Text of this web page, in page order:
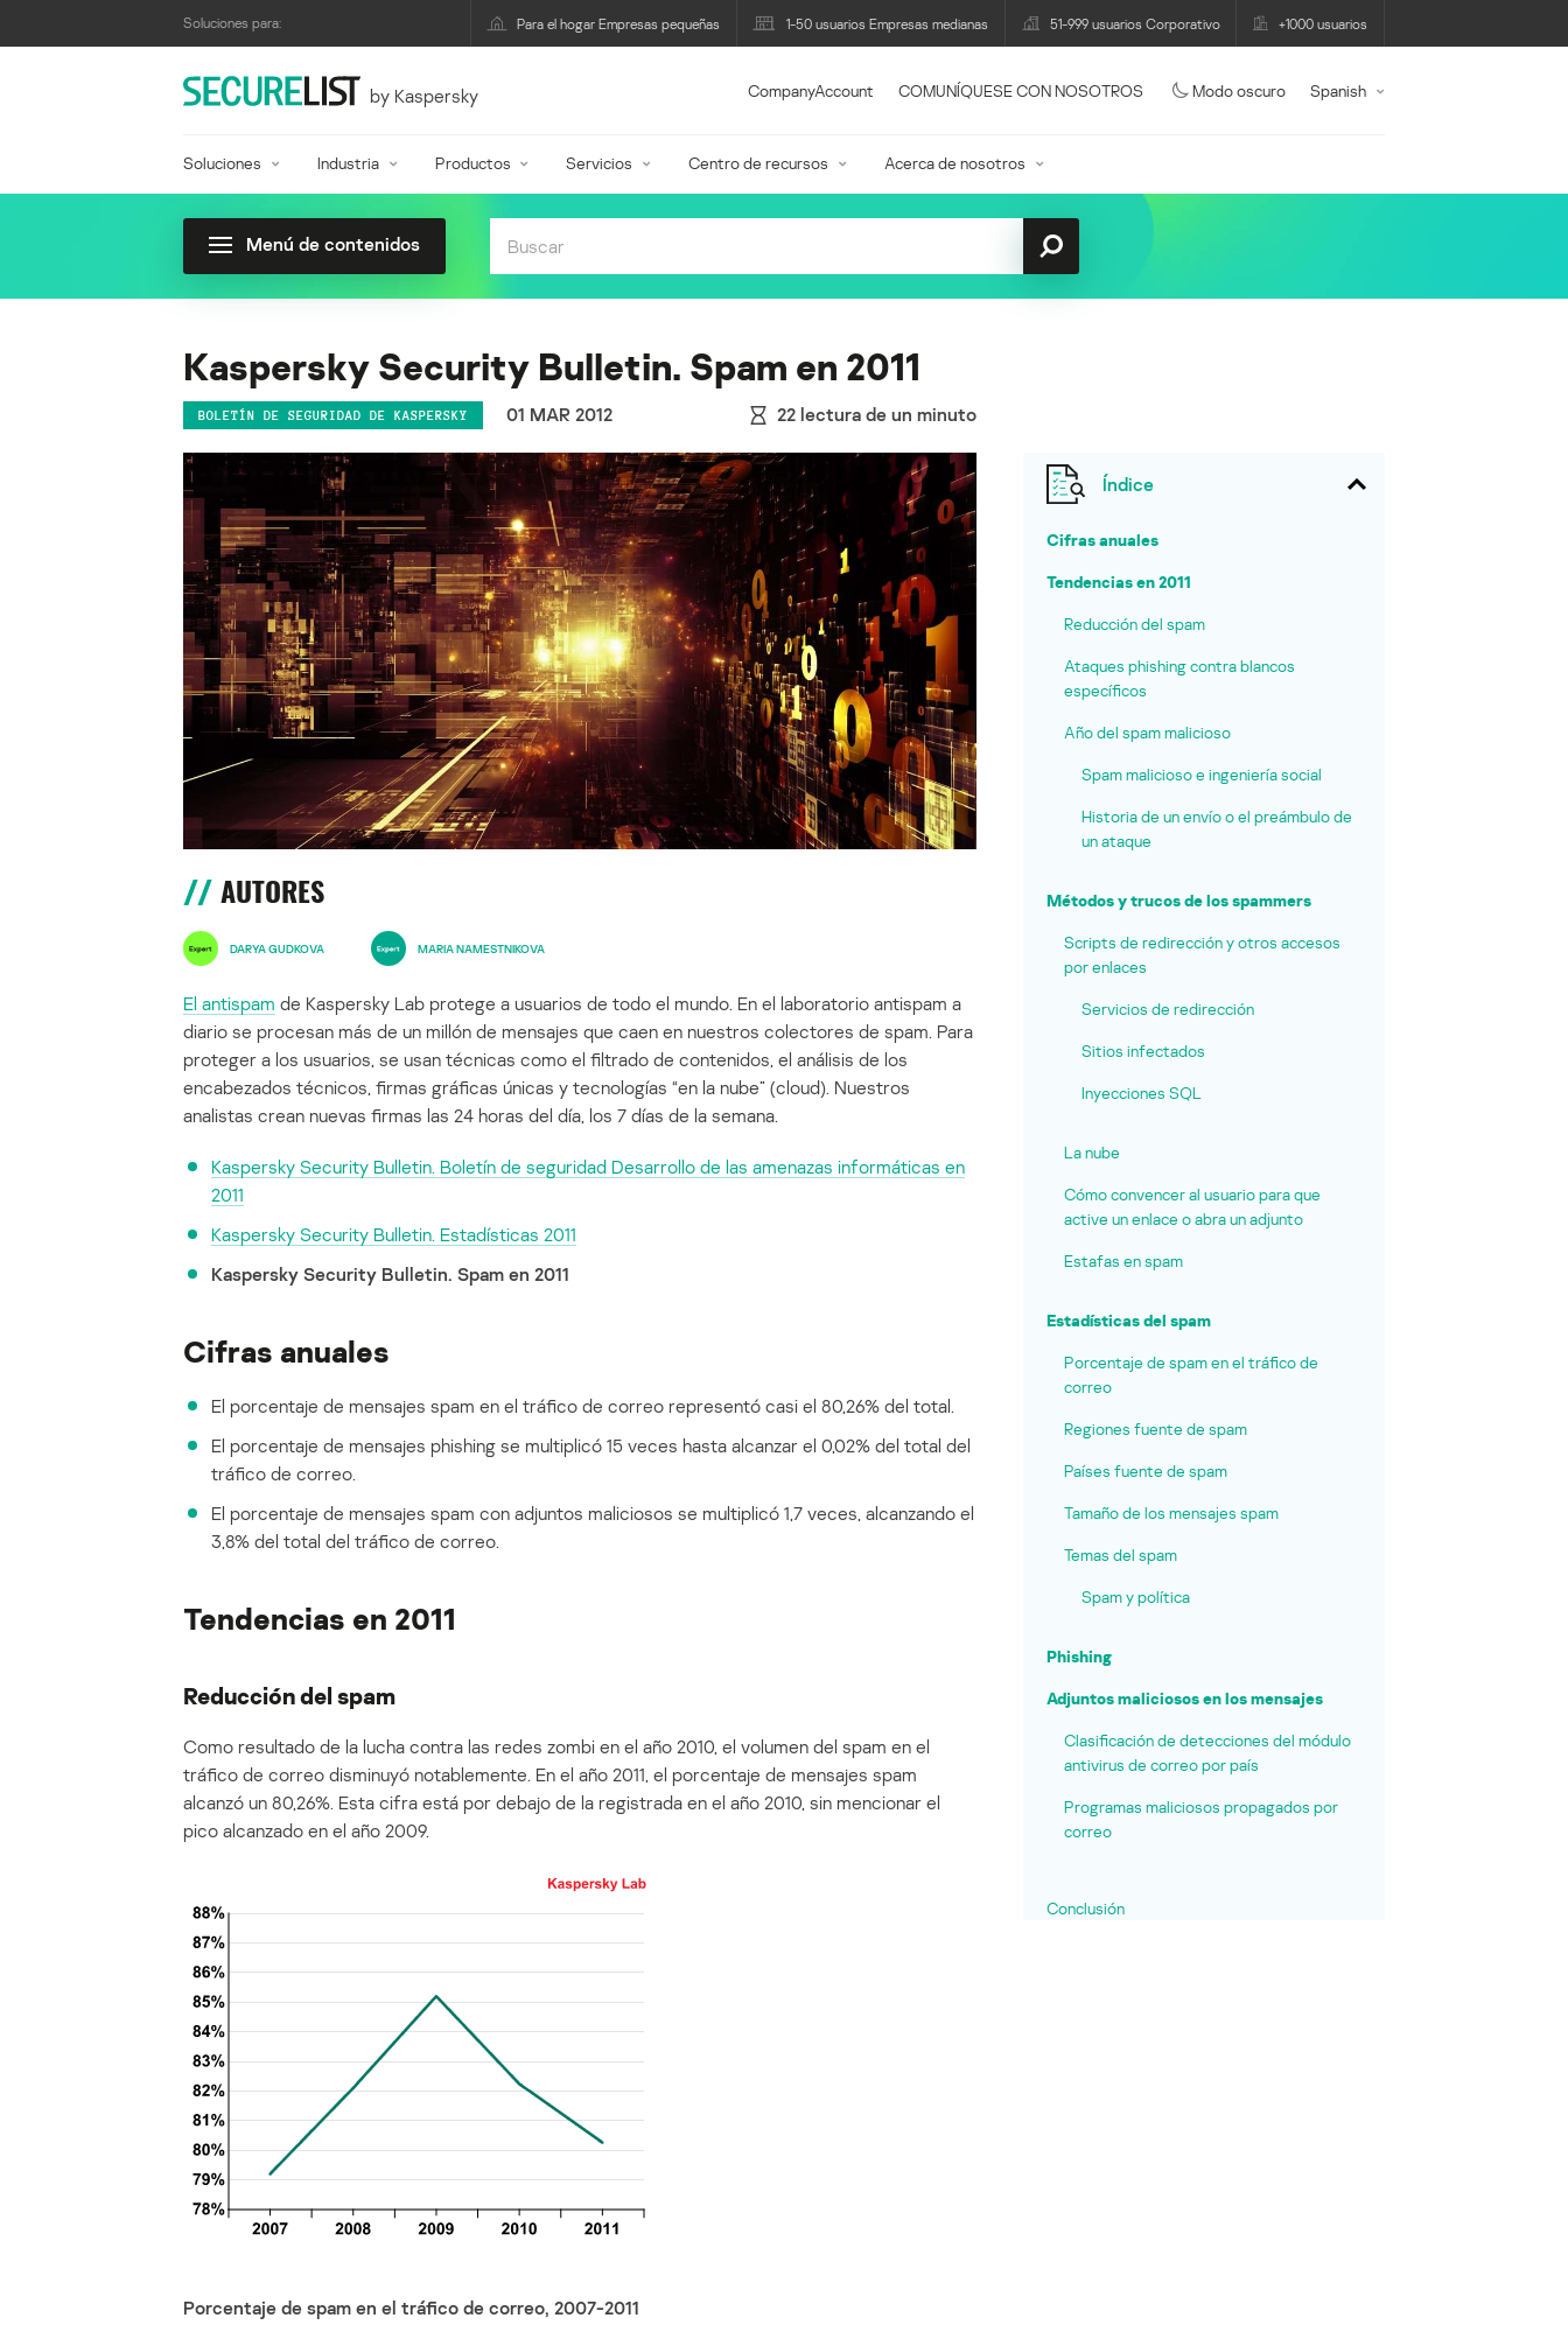
Soluciones para: Para el hogar Empresas pequeñas 1-50 usuarios Empresas medianas 51-999 usuarios Corporativo +1000 usuarios
by Kaspersky CompanyAccount COMUNÍQUESE CON NOSOTROS Modo oscuro Spanish
Soluciones Industria Productos Servicios Centro de recursos Acerca de nosotros
Menú de contenidos
Kaspersky Security Bulletin. Spam en 2011
BOLETÍN DE SEGURIDAD DE KASPERSKY 01 MAR 2012 22 lectura de un minuto
AUTORES
DARYA GUDKOVA MARIA NAMESTNIKOVA
El antispam de Kaspersky Lab protege a usuarios de todo el mundo. En el laboratorio antispam a
diario se procesan más de un millón de mensajes que caen en nuestros colectores de spam. Para
proteger a los usuarios, se usan técnicas como el filtrado de contenidos, el análisis de los
encabezados técnicos, firmas gráficas únicas y tecnologías “en la nube” (cloud). Nuestros
analistas crean nuevas firmas las 24 horas del día, los 7 días de la semana.
Kaspersky Security Bulletin. Boletín de seguridad Desarrollo de las amenazas informáticas en
2011
Kaspersky Security Bulletin. Estadísticas 2011
Kaspersky Security Bulletin. Spam en 2011
Cifras anuales
El porcentaje de mensajes spam en el tráfico de correo representó casi el 80,26% del total.
El porcentaje de mensajes phishing se multiplicó 15 veces hasta alcanzar el 0,02% del total del
tráfico de correo.
El porcentaje de mensajes spam con adjuntos maliciosos se multiplicó 1,7 veces, alcanzando el
3,8% del total del tráfico de correo.
Tendencias en 2011
Reducción del spam
Como resultado de la lucha contra las redes zombi en el año 2010, el volumen del spam en el
tráfico de correo disminuyó notablemente. En el año 2011, el porcentaje de mensajes spam
alcanzó un 80,26%. Esta cifra está por debajo de la registrada en el año 2010, sin mencionar el
pico alcanzado en el año 2009.
Porcentaje de spam en el tráfico de correo, 2007-2011
Índice
Cifras anuales
Tendencias en 2011
Reducción del spam
Ataques phishing contra blancos
específicos
Año del spam malicioso
Spam malicioso e ingeniería social
Historia de un envío o el preámbulo de
un ataque
Métodos y trucos de los spammers
Scripts de redirección y otros accesos
por enlaces
Servicios de redirección
Sitios infectados
Inyecciones SQL
La nube
Cómo convencer al usuario para que
active un enlace o abra un adjunto
Estafas en spam
Estadísticas del spam
Porcentaje de spam en el tráfico de
correo
Regiones fuente de spam
Países fuente de spam
Tamaño de los mensajes spam
Temas del spam
Spam y política
Phishing
Adjuntos maliciosos en los mensajes
Clasificación de detecciones del módulo
antivirus de correo por país
Programas maliciosos propagados por
correo
Conclusión